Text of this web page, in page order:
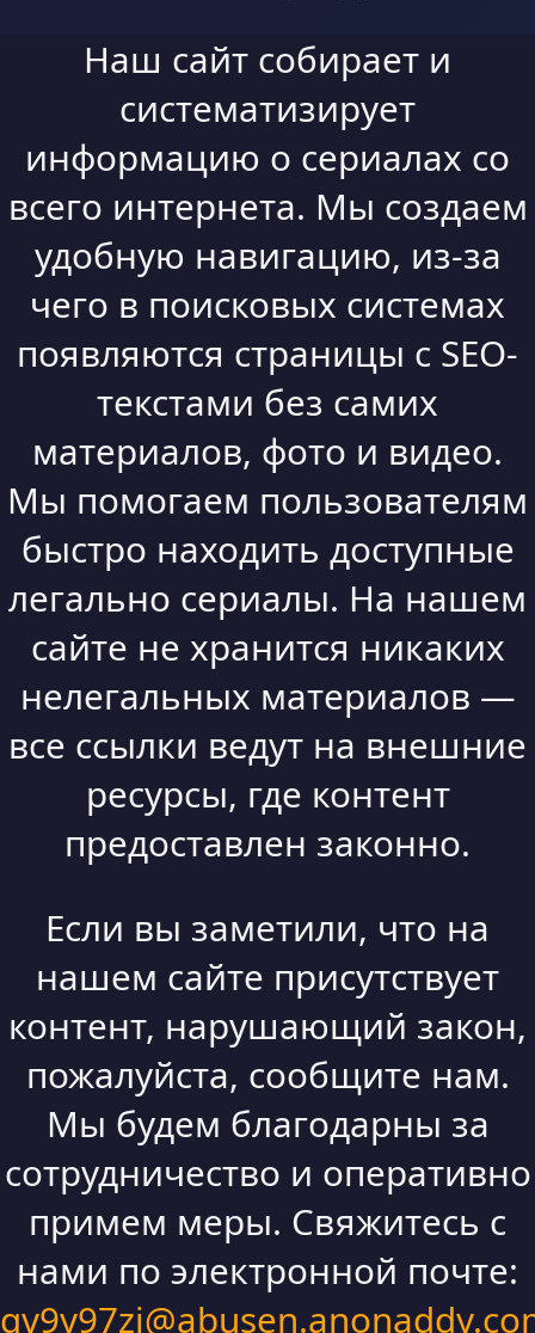
Наш сайт собирает и
систематизирует
информацию о сериалах со
всего интернета. Мы создаем
удобную навигацию, из-за
чего в поисковых системах
появляются страницы с SEO-
текстами без самих
материалов, фото и видео.
Мы помогаем пользователям
быстро находить доступные
легально сериалы. На нашем
сайте не хранится никаких
нелегальных материалов —
все ссылки ведут на внешние
ресурсы, где контент
предоставлен законно.
Если вы заметили, что на
нашем сайте присутствует
контент, нарушающий закон,
пожалуйста, сообщите нам.
Мы будем благодарны за
сотрудничество и оперативно
примем меры. Свяжитесь с
нами по электронной почте: